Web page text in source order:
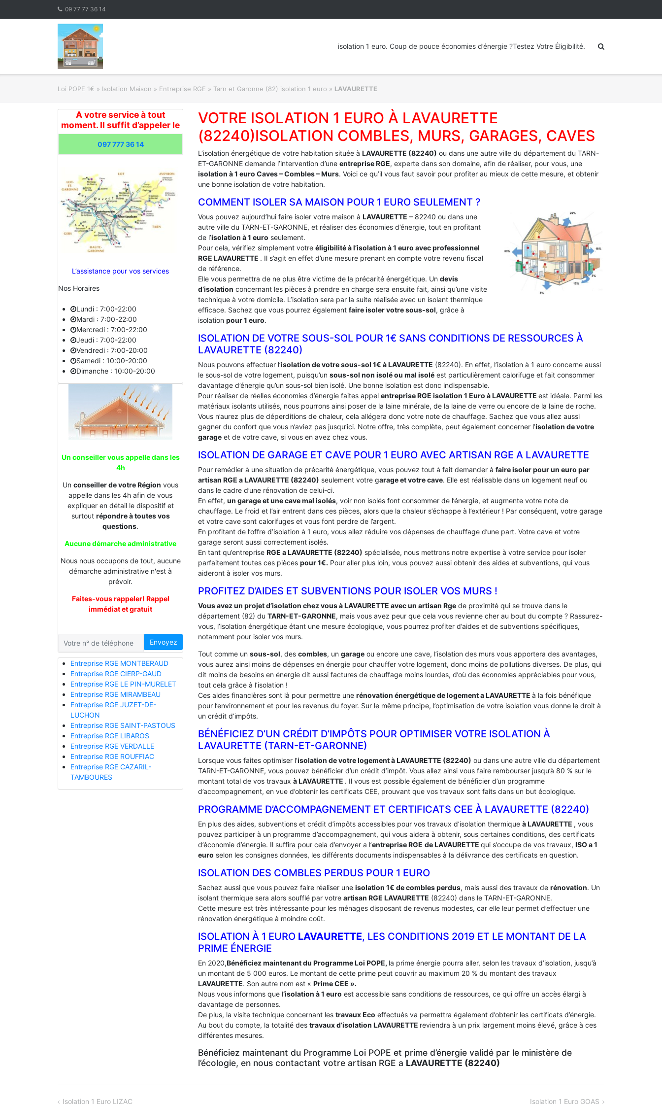
09 77 77 36 14
isolation 1 euro. Coup de pouce économies d’énergie ?Testez Votre Éligibilité.
Loi POPE 1€ » Isolation Maison » Entreprise RGE » Tarn et Garonne (82) isolation 1 euro » LAVAURETTE
A votre service à tout
moment. Il suffit d’appeler le
097 777 36 14
L’assistance pour vos services
Nos Horaires
Lundi : 7:00-22:00
Mardi : 7:00-22:00
Mercredi : 7:00-22:00
Jeudi : 7:00-22:00
Vendredi : 7:00-20:00
Samedi : 10:00-20:00
Dimanche : 10:00-20:00
Un conseiller vous appelle dans les
4h
Un conseiller de votre Région vous
appelle dans les 4h afin de vous
expliquer en détail le dispositif et
surtout répondre à toutes vos
questions.
Aucune démarche administrative
Nous nous occupons de tout, aucune
démarche administrative n'est à
prévoir.
Faites-vous rappeler! Rappel
immédiat et gratuit
Envoyez
Entreprise RGE MONTBERAUD
Entreprise RGE CIERP-GAUD
Entreprise RGE LE PIN-MURELET
Entreprise RGE MIRAMBEAU
Entreprise RGE JUZET-DE-
LUCHON
Entreprise RGE SAINT-PASTOUS
Entreprise RGE LIBAROS
Entreprise RGE VERDALLE
Entreprise RGE ROUFFIAC
Entreprise RGE CAZARIL-
TAMBOURES
VOTRE ISOLATION 1 EURO À LAVAURETTE
(82240)ISOLATION COMBLES, MURS, GARAGES, CAVES
L’isolation énergétique de votre habitation située à LAVAURETTE (82240) ou dans une autre ville du département du TARN-
ET-GARONNE demande l’intervention d’une entreprise RGE, experte dans son domaine, afin de réaliser, pour vous, une
isolation à 1 euro Caves – Combles – Murs. Voici ce qu’il vous faut savoir pour profiter au mieux de cette mesure, et obtenir
une bonne isolation de votre habitation.
COMMENT ISOLER SA MAISON POUR 1 EURO SEULEMENT ?
Vous pouvez aujourd’hui faire isoler votre maison à LAVAURETTE – 82240 ou dans une
autre ville du TARN-ET-GARONNE, et réaliser des économies d’énergie, tout en profitant
de l’isolation à 1 euro seulement.
Pour cela, vérifiez simplement votre éligibilité à l’isolation à 1 euro avec professionnel
RGE LAVAURETTE . Il s’agit en effet d’une mesure prenant en compte votre revenu fiscal
de référence.
Elle vous permettra de ne plus être victime de la précarité énergétique. Un devis
d’isolation concernant les pièces à prendre en charge sera ensuite fait, ainsi qu’une visite
technique à votre domicile. L’isolation sera par la suite réalisée avec un isolant thermique
efficace. Sachez que vous pourrez également faire isoler votre sous-sol, grâce à
isolation pour 1 euro.
ISOLATION DE VOTRE SOUS-SOL POUR 1€ SANS CONDITIONS DE RESSOURCES À
‎LAVAURETTE (82240)
Nous pouvons effectuer l’isolation de votre sous-sol 1€ à LAVAURETTE (82240). En effet, l’isolation à 1 euro concerne aussi
le sous-sol de votre logement, puisqu’un sous-sol non isolé ou mal isolé est particulièrement calorifuge et fait consommer
davantage d’énergie qu’un sous-sol bien isolé. Une bonne isolation est donc indispensable.
Pour réaliser de réelles économies d’énergie faites appel entreprise RGE isolation 1 Euro à LAVAURETTE est idéale. Parmi les
matériaux isolants utilisés, nous pourrons ainsi poser de la laine minérale, de la laine de verre ou encore de la laine de roche.
Vous n’aurez plus de déperditions de chaleur, cela allégera donc votre note de chauffage. Sachez que vous allez aussi
gagner du confort que vous n’aviez pas jusqu’ici. Notre offre, très complète, peut également concerner l’isolation de votre
garage et de votre cave, si vous en avez chez vous.
ISOLATION DE GARAGE ET CAVE POUR 1 EURO AVEC ARTISAN RGE A LAVAURETTE
Pour remédier à une situation de précarité énergétique, vous pouvez tout à fait demander à faire isoler pour un euro par
artisan RGE a LAVAURETTE (82240) seulement votre garage et votre cave. Elle est réalisable dans un logement neuf ou
dans le cadre d’une rénovation de celui-ci.
En effet, un garage et une cave mal isolés, voir non isolés font consommer de l’énergie, et augmente votre note de
chauffage. Le froid et l’air entrent dans ces pièces, alors que la chaleur s’échappe à l’extérieur ! Par conséquent, votre garage
et votre cave sont calorifuges et vous font perdre de l’argent.
En profitant de l’offre d’isolation à 1 euro, vous allez réduire vos dépenses de chauffage d’une part. Votre cave et votre
garage seront aussi correctement isolés.
En tant qu’entreprise RGE a LAVAURETTE (82240) spécialisée, nous mettrons notre expertise à votre service pour isoler
parfaitement toutes ces pièces pour 1€. Pour aller plus loin, vous pouvez aussi obtenir des aides et subventions, qui vous
aideront à isoler vos murs.
PROFITEZ D’AIDES ET SUBVENTIONS POUR ISOLER VOS MURS !
Vous avez un projet d’isolation chez vous à LAVAURETTE avec un artisan Rge de proximité qui se trouve dans le
département (82) du TARN-ET-GARONNE, mais vous avez peur que cela vous revienne cher au bout du compte ? Rassurez-
vous, l’isolation énergétique étant une mesure écologique, vous pourrez profiter d’aides et de subventions spécifiques,
notamment pour isoler vos murs.
Tout comme un sous-sol, des combles, un garage ou encore une cave, l’isolation des murs vous apportera des avantages,
vous aurez ainsi moins de dépenses en énergie pour chauffer votre logement, donc moins de pollutions diverses. De plus, qui
dit moins de besoins en énergie dit aussi factures de chauffage moins lourdes, d’où des économies appréciables pour vous,
tout cela grâce à l’isolation !
Ces aides financières sont là pour permettre une rénovation énergétique de logement aLAVAURETTE à la fois bénéfique
pour l’environnement et pour les revenus du foyer. Sur le même principe, l’optimisation de votre isolation vous donne le droit à
un crédit d’impôts.
BÉNÉFICIEZ D’UN CRÉDIT D’IMPÔTS POUR OPTIMISER VOTRE ISOLATION À
‎LAVAURETTE (TARN-ET-GARONNE)
Lorsque vous faites optimiser l’isolation de votre logement à LAVAURETTE (82240) ou dans une autre ville du département
TARN-ET-GARONNE, vous pouvez bénéficier d’un crédit d’impôt. Vous allez ainsi vous faire rembourser jusqu’à 80 % sur le
montant total de vos travaux à LAVAURETTE . Il vous est possible également de bénéficier d’un programme
d’accompagnement, en vue d’obtenir les certificats CEE, prouvant que vos travaux sont faits dans un but écologique.
PROGRAMME D’ACCOMPAGNEMENT ET CERTIFICATS CEE À ‎LAVAURETTE (82240)
En plus des aides, subventions et crédit d’impôts accessibles pour vos travaux d’isolation thermique à LAVAURETTE , vous
pouvez participer à un programme d’accompagnement, qui vous aidera à obtenir, sous certaines conditions, des certificats
d’économie d’énergie. Il suffira pour cela d’envoyer a l’entreprise RGE de LAVAURETTE qui s’occupe de vos travaux, ISO a 1
euro selon les consignes données, les différents documents indispensables à la délivrance des certificats en question.
ISOLATION DES COMBLES PERDUS POUR 1 EURO
Sachez aussi que vous pouvez faire réaliser une isolation 1€ de combles perdus, mais aussi des travaux de rénovation. Un
isolant thermique sera alors soufflé par votre artisan RGE LAVAURETTE (82240) dans le TARN-ET-GARONNE.
Cette mesure est très intéressante pour les ménages disposant de revenus modestes, car elle leur permet d’effectuer une
rénovation énergétique à moindre coût.
ISOLATION À 1 EURO LAVAURETTE, LES CONDITIONS 2019 ET LE MONTANT DE LA
PRIME ÉNERGIE
En 2020,Bénéficiez maintenant du Programme Loi POPE, la prime énergie pourra aller, selon les travaux d’isolation, jusqu’à
un montant de 5 000 euros. Le montant de cette prime peut couvrir au maximum 20 % du montant des travaux
LAVAURETTE. Son autre nom est « Prime CEE ».
Nous vous informons que l‘isolation à 1 euro est accessible sans conditions de ressources, ce qui offre un accès élargi à
davantage de personnes.
De plus, la visite technique concernant les travaux Eco effectués va permettra également d’obtenir les certificats d’énergie.
Au bout du compte, la totalité des travaux d’isolation LAVAURETTE reviendra à un prix largement moins élevé, grâce à ces
différentes mesures.
Bénéficiez maintenant du Programme Loi POPE et prime d’énergie validé par le ministère de
l’écologie, en nous contactant votre artisan RGE a LAVAURETTE (82240)
Isolation 1 Euro LIZAC Isolation 1 Euro GOAS